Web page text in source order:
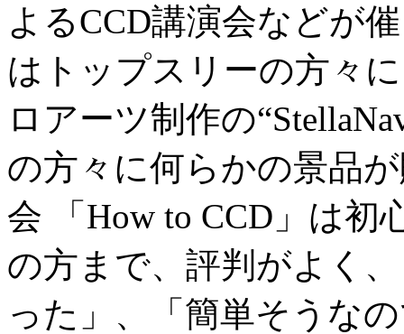
よるCCD講演会などが
はトップスリーの方々
ロアーツ制作の
の方々に何らかの景品
会 「How to CCD」は
の方まで、評判がよく
った」、「簡単そうな